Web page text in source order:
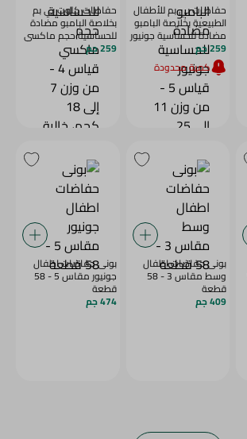
حفاضات بي بم للأطفال
الطبيعية بخلاصة البامبو
مضادة للحساسية جونيور
إلى 25 كجم، خالية من
اللاتيكس والبارابين
والعطور - 28 للعبوة
259 جم
كمية محدودة
حفاضات كِلوت بي بم
بخلاصة البامبو مضادة
للحساسية حجم ماكسي
18 كجم، خالية من
اللاتيكس والبارابين
والعطور - 32 للعبوة
259 جم
بونى حفاضات اطفال
وسط مقاس 3 - 58
قطعة
409 جم
بونى حفاضات اطفال
جونيور مقاس 5 - 58
قطعة
474 جم